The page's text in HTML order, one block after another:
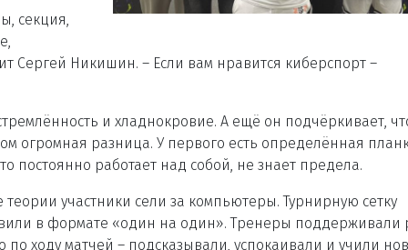
секция,
Сергей Никишин. – Если вам нравится киберспорт –
и хладнокровие. А ещё он подчёркивает,
огромная разница. У первого есть определённая
постоянно работает над собой, не знает предела.
теории участники сели за компьютеры. Турнирную сетку
в формате «один на один». Тренеры поддерживали
по ходу матчей – подсказывали, успокаивали и учили